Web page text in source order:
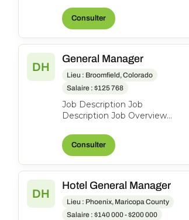
most important part-what’s in
i...
Consulter
DH
General Manager
Lieu : Broomfield, Colorado
Salaire : $125 768
Job Description Job
Description Job Overview
Boulder/Broomfield is a 123-
room property seeking an
Consulter
DH
Hotel General Manager
Lieu : Phoenix, Maricopa County
Salaire : $140 000 - $200 000